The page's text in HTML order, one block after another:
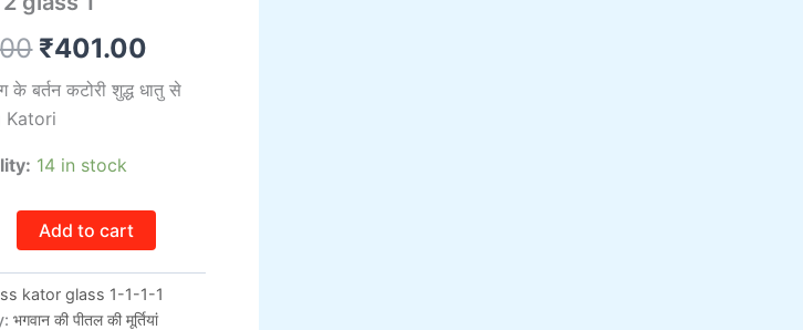
₹401.00
के बर्तन कटोरी शुद्ध धातु से
Katori
14 in stock
Add to cart
kator glass 1-1-1-1
भगवान की पीतल की मूर्तियां